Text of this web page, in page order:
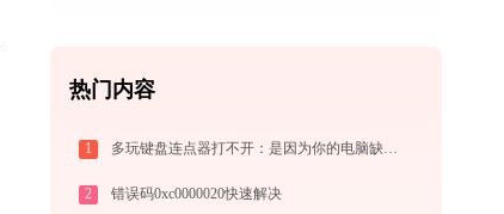
热门内容
1 多玩键盘连点器打不开：是因为你的电脑缺少运行库环境！
2 错误码0xc0000020快速解决